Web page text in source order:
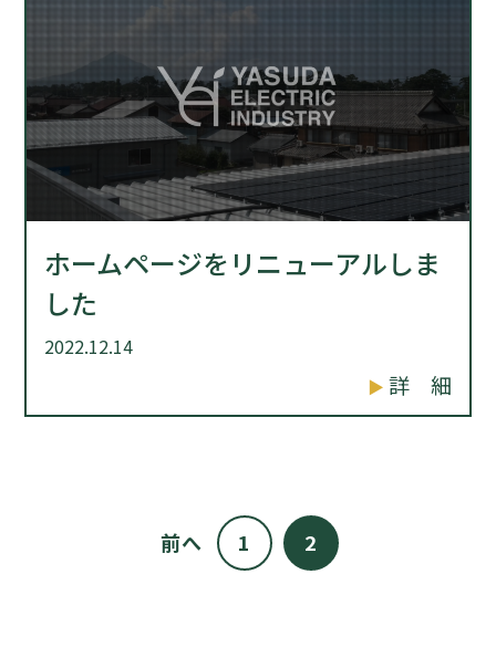
ホームページをリニューアルしま
した
2022.12.14
詳 細
前へ 1 2